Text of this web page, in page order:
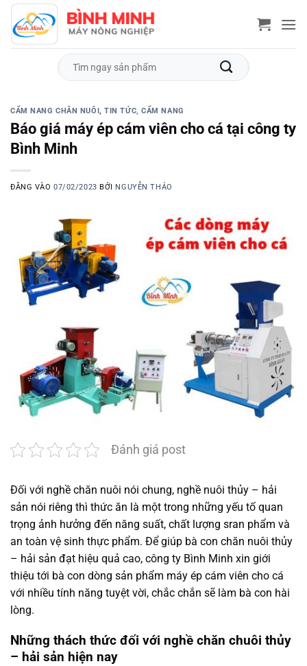
qua
nội
Tìm
CẨM NANG CHĂN NUÔI,TIN TỨC, CẨM NANG
Báo giá máy ép cám viên cho cá tại công ty
Bình Minh
ĐĂNG VÀO07/02/2023 BỞI NGUYỄN THẢO
Đánh giá post
Đối với nghề chăn nuôi nói chung, nghề nuôi thủy – hải
sản nói riêng thì thức ăn là một trong những yếu tố quan
trọng ảnh hưởng đến năng suất, chất lượng sran phẩm và
an toàn vệ sinh thực phẩm. Để giúp bà con chăn nuôi thủy
– hải sản đạt hiệu quả cao, công ty Bình Minh xin giới
thiệu tới bà con dòng sản phẩm máy ép cám viên cho cá
với nhiều tính năng tuyệt vời, chắc chắn sẽ làm bà con hài
lòng.
Những thách thức đối với nghề chăn chuôi thủy
– hải sản hiện nay